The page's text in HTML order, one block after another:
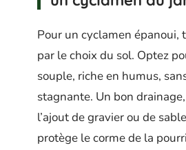
Pour un cyclamen épanoui,
par le choix du sol. Optez
souple, riche en humus,
stagnante. Un bon
l’ajout de gravier ou de
protège le corme de la